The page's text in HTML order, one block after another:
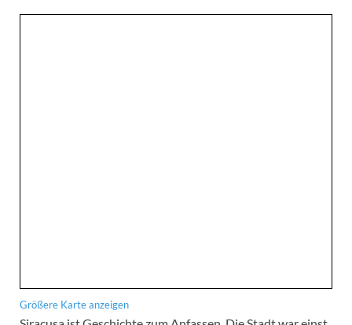
Größere Karte anzeigen